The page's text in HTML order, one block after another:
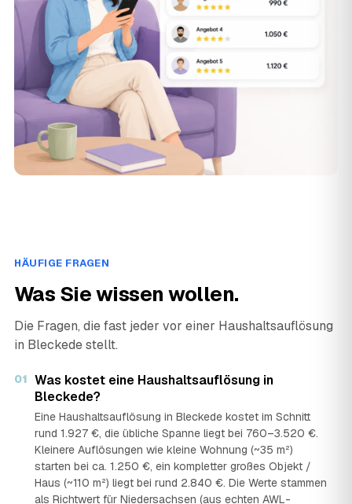
HÄUFIGE FRAGEN
Was Sie wissen wollen.
Die Fragen, die fast jeder vor einer Haushaltsauflösung
in Bleckede stellt.
01 Was kostet eine Haushaltsauflösung in
Bleckede?
Eine Haushaltsauflösung in Bleckede kostet im Schnitt
rund 1.927 €, die übliche Spanne liegt bei 760–3.520 €.
Kleinere Auflösungen wie kleine Wohnung (~35 m²)
starten bei ca. 1.250 €, ein kompletter großes Objekt /
Haus (~110 m²) liegt bei rund 2.840 €. Die Werte stammen
als Richtwert für Niedersachsen (aus echten AWL-